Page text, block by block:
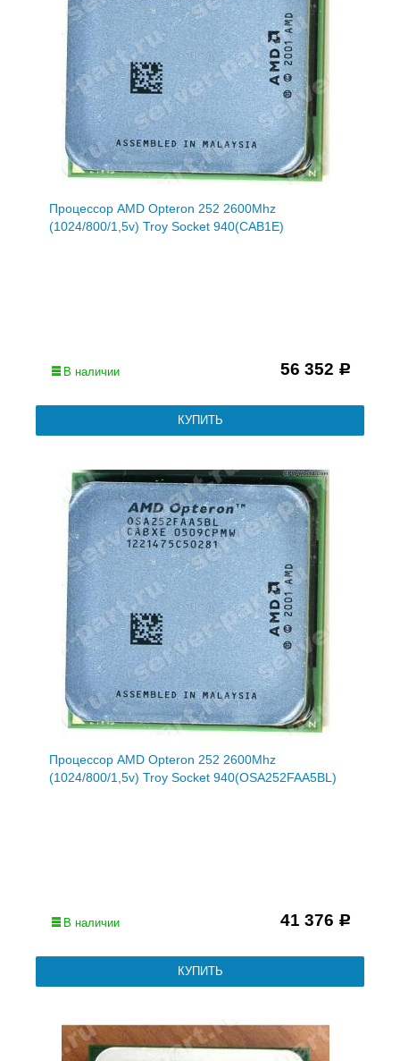
Процессор AMD Opteron 252 2600Mhz
(1024/800/1,5v) Troy Socket 940(CAB1E)
В наличии 56 352 Р
Процессор AMD Opteron 252 2600Mhz
(1024/800/1,5v) Troy Socket 940(OSA252FAA5BL)
В наличии 41 376 Р